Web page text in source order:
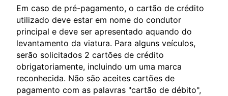
Em caso de pré-pagamento, o cartão de crédito
utilizado deve estar em nome do condutor
principal e deve ser apresentado aquando do
levantamento da viatura. Para alguns veículos,
serão solicitados 2 cartões de crédito
obrigatoriamente, incluindo um uma marca
reconhecida. Não são aceites cartões de
pagamento com as palavras "cartão de débito",